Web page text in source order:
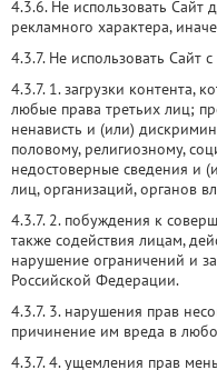
4.3.6. Не использовать
рекламного характера,
4.3.7. Не использовать Сайт
4.3.7. 1. загрузки контента,
любые права третьих лиц;
ненависть и (или)
половому, религиозному,
недостоверные сведения и
лиц, организаций, органов
4.3.7. 2. побуждения к
также содействия лицам,
нарушение ограничений и
Российской Федерации.
4.3.7. 3. нарушения прав
причинение им вреда в
4.3.7. 4. ущемления прав